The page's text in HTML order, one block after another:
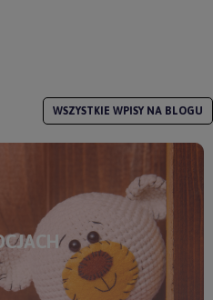
WSZYSTKIE WPISY NA BLOGU